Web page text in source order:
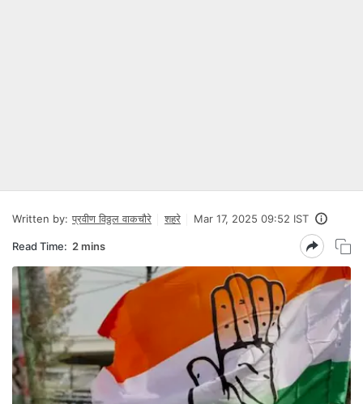
Written by: प्रवीण विठ्ठल वाकचौरे शहरे Mar 17, 2025 09:52 IST
Read Time: 2 mins